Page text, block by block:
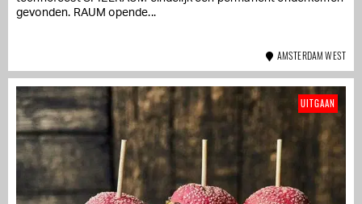
gevonden. RAUM opende...
AMSTERDAM WEST
UITGAAN